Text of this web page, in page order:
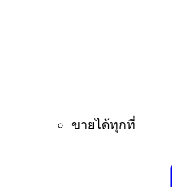
ขายได้ทุกที่